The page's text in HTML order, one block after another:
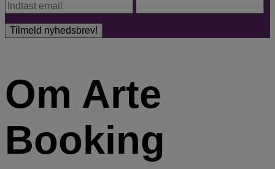
Om Arte
Booking